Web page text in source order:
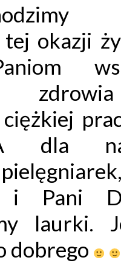
okazji
dla
i Pani
laurki.
dobrego